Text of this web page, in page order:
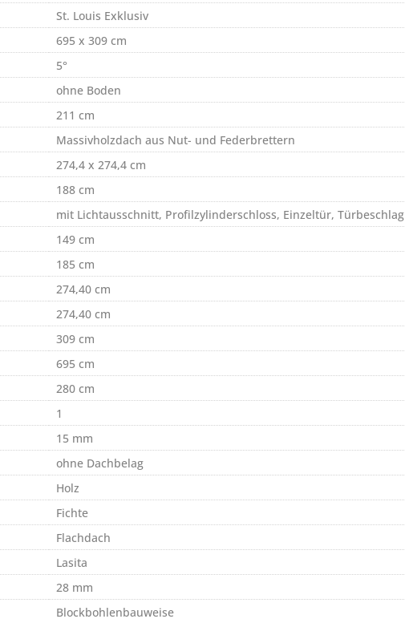
St. Louis Exklusiv
695 x 309 cm
5°
ohne Boden
211 cm
Massivholzdach aus Nut- und Federbrettern
274,4 x 274,4 cm
188 cm
mit Lichtausschnitt, Profilzylinderschloss, Einzeltür, Türbeschlag
149 cm
185 cm
274,40 cm
274,40 cm
309 cm
695 cm
280 cm
1
15 mm
ohne Dachbelag
Holz
Fichte
Flachdach
Lasita
28 mm
Blockbohlenbauweise